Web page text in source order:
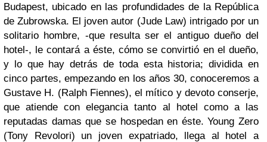
Budapest, ubicado en las profundidades de la República
de Zubrowska. El joven autor (Jude Law) intrigado por un
solitario hombre, -que resulta ser el antiguo dueño del
hotel-, le contará a éste, cómo se convirtió en el dueño,
y lo que hay detrás de toda esta historia;dividida en
cinco partes, empezando en los años 30, conoceremos a
Gustave H. (Ralph Fiennes), el mítico y devoto conserje,
que atiende con elegancia tanto al hotel como a las
reputadas damas que se hospedan en éste. Young Zero
(Tony Revolori) un joven expatriado, llega al hotel a